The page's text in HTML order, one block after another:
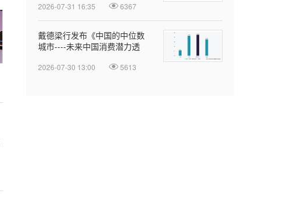
2026-07-31 16:35 6367
戴德梁行发布《中国的中位数
城市----未来中国消费潜力透
2026-07-30 13:00 5613